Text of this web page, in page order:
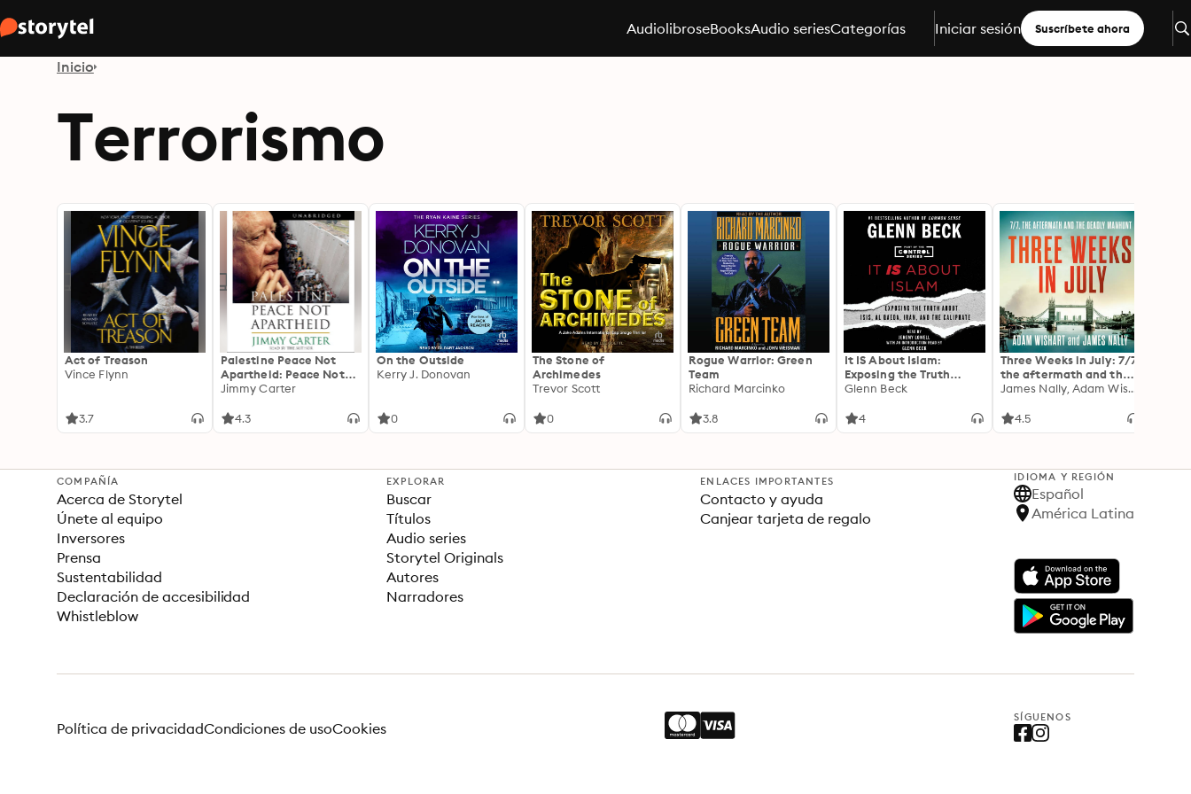
AudiolibroseBooksAudio seriesCategorías Iniciar sesión Suscríbete ahora
Inicio
Terrorismo
Act of Treason
Vince Flynn
3.7
Palestine Peace Not
Apartheid: Peace Not
Apartheid
Jimmy Carter
4.3
On the Outside
Kerry J. Donovan
0
The Stone of
Archimedes
Trevor Scott
0
Rogue Warrior: Green
Team
Richard Marcinko
3.8
It IS About Islam:
Exposing the Truth
About ISIS, Al Qaeda,
Glenn Beck
4
Three Weeks in July: 7/7,
the aftermath and the
deadly manhunt
James Nally, Adam Wishart
4.5
COMPAÑÍA
Acerca de Storytel
Únete al equipo
Inversores
Prensa
Sustentabilidad
Declaración de accesibilidad
Whistleblow
EXPLORAR
Buscar
Títulos
Audio series
Storytel Originals
Autores
Narradores
ENLACES IMPORTANTES
Contacto y ayuda
Canjear tarjeta de regalo
IDIOMA Y REGIÓN
Español
América Latina
SÍGUENOS
Política de privacidadCondiciones de usoCookies